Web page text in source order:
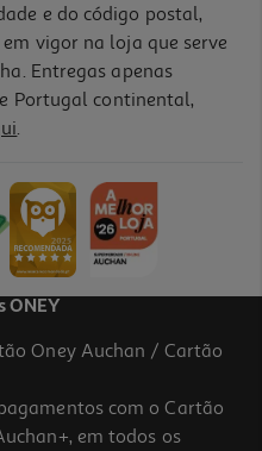
Sharp Tn6000f4/5
e do código postal,
vigor na loja que serve
Entregas apenas
Portugal continental,
.
ONEY
Oney Auchan / Cartão
com o Cartão
em todos os